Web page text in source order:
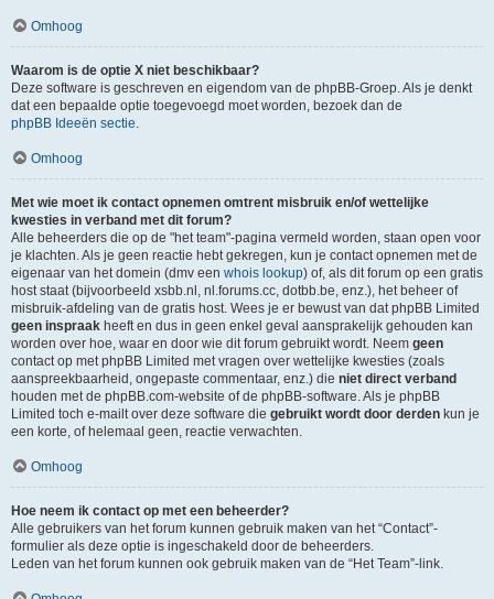
Omhoog
Waarom is de optie X niet beschikbaar?
Deze software is geschreven en eigendom van de phpBB-Groep. Als je denkt
dat een bepaalde optie toegevoegd moet worden, bezoek dan de
phpBB Ideeën sectie.
Omhoog
Met wie moet ik contact opnemen omtrent misbruik en/of wettelijke
kwesties in verband met dit forum?
Alle beheerders die op de "het team"-pagina vermeld worden, staan open voor
je klachten. Als je geen reactie hebt gekregen, kun je contact opnemen met de
eigenaar van het domein (dmv een whois lookup) of, als dit forum op een gratis
host staat (bijvoorbeeld xsbb.nl, nl.forums.cc, dotbb.be, enz.), het beheer of
misbruik-afdeling van de gratis host. Wees je er bewust van dat phpBB Limited
geen inspraak heeft en dus in geen enkel geval aansprakelijk gehouden kan
worden over hoe, waar en door wie dit forum gebruikt wordt. Neem geen
contact op met phpBB Limited met vragen over wettelijke kwesties (zoals
aanspreekbaarheid, ongepaste commentaar, enz.) die niet direct verband
houden met de phpBB.com-website of de phpBB-software. Als je phpBB
Limited toch e-mailt over deze software die gebruikt wordt door derden kun je
een korte, of helemaal geen, reactie verwachten.
Omhoog
Hoe neem ik contact op met een beheerder?
Alle gebruikers van het forum kunnen gebruik maken van het “Contact”-
formulier als deze optie is ingeschakeld door de beheerders.
Leden van het forum kunnen ook gebruik maken van de “Het Team”-link.